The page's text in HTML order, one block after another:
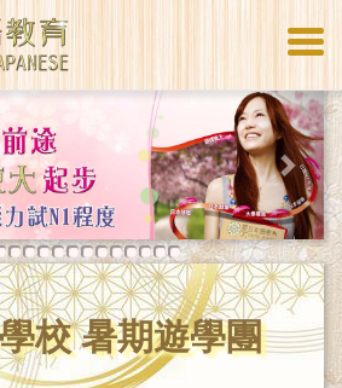
Next
校 暑期遊學團